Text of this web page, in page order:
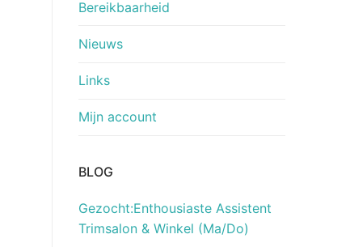
Bereikbaarheid
Nieuws
Links
Mijn account
BLOG
Gezocht:Enthousiaste Assistent
Trimsalon & Winkel (Ma/Do)